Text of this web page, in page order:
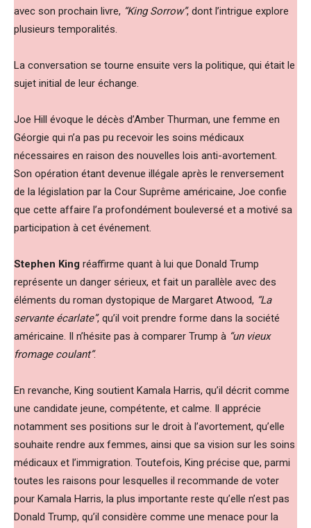
avec son prochain livre, “King Sorrow”, dont l’intrigue explore
plusieurs temporalités.
La conversation se tourne ensuite vers la politique, qui était le
sujet initial de leur échange.
Joe Hill évoque le décès d’Amber Thurman, une femme en
Géorgie qui n’a pas pu recevoir les soins médicaux
nécessaires en raison des nouvelles lois anti-avortement.
Son opération étant devenue illégale après le renversement
de la législation par la Cour Suprême américaine, Joe confie
que cette affaire l’a profondément bouleversé et a motivé sa
participation à cet événement.
Stephen King réaffirme quant à lui que Donald Trump
représente un danger sérieux, et fait un parallèle avec des
éléments du roman dystopique de Margaret Atwood, “La
servante écarlate”, qu’il voit prendre forme dans la société
américaine. Il n’hésite pas à comparer Trump à “un vieux
fromage coulant”.
En revanche, King soutient Kamala Harris, qu’il décrit comme
une candidate jeune, compétente, et calme. Il apprécie
notamment ses positions sur le droit à l’avortement, qu’elle
souhaite rendre aux femmes, ainsi que sa vision sur les soins
médicaux et l’immigration. Toutefois, King précise que, parmi
toutes les raisons pour lesquelles il recommande de voter
pour Kamala Harris, la plus importante reste qu’elle n’est pas
Donald Trump, qu’il considère comme une menace pour la